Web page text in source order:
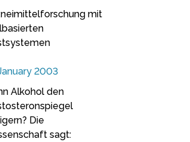
mit
2003
Alkohol den
Die
sagt: